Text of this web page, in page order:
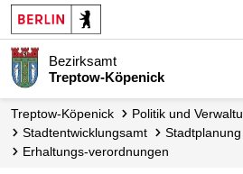
Bezirksamt
Treptow-Köpenick
Treptow-Köpenick Politik und
Stadt­entwicklungs­amt
Stadtplanung
Erhaltungs-verordnungen